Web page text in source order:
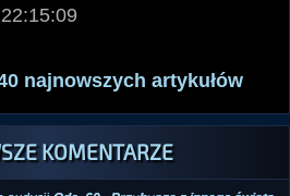
najnowszych artykułów
KOMENTARZE